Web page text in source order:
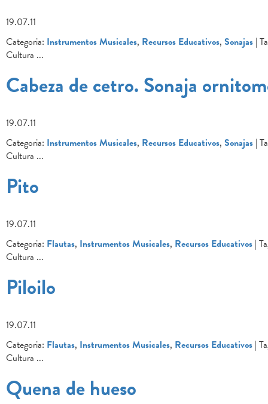
19.07.11
Categoria: Instrumentos Musicales, Recursos Educativos, Sonajas |
Cultura ...
Cabeza de cetro. Sonaja
19.07.11
Categoria: Instrumentos Musicales, Recursos Educativos, Sonajas |
Cultura ...
Pito
19.07.11
Categoria: Flautas, Instrumentos Musicales, Recursos Educativos |
Cultura ...
Piloilo
19.07.11
Categoria: Flautas, Instrumentos Musicales, Recursos Educativos |
Cultura ...
Quena de hueso